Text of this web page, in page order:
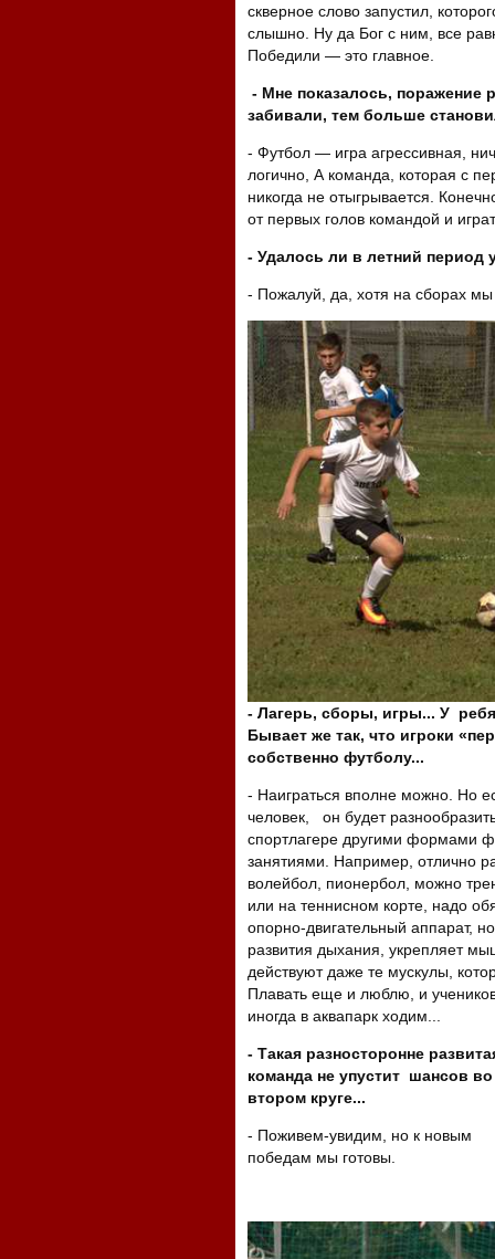
скверное слово запустил,
слышно. Ну да Бог с ним, все
Победили — это главное.
- Мне показалось, поражение
забивали, тем больше
- Футбол — игра агрессивная,
логично, А команда, которая с
никогда не отыгрывается.
от первых голов командой и
- Удалось ли в летний период
- Пожалуй, да, хотя на сборах
- Лагерь, сборы, игры... У
Бывает же так, что игроки
собственно футболу...
- Наиграться вполне можно. Но
человек, он будет
спортлагере другими формами
занятиями. Например, отлично
волейбол, пионербол, можно
или на теннисном корте, надо
опорно-двигательный аппарат,
развития дыхания, укрепляет
действуют даже те мускулы,
Плавать еще и люблю, и
иногда в аквапарк ходим...
- Такая разносторонне
команда не упустит шансов во
втором круге...
- Поживем-увидим, но к новым
победам мы готовы.